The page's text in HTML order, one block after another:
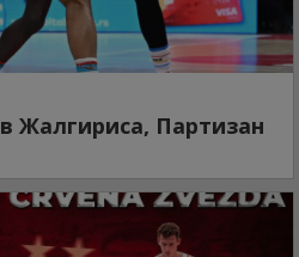
Жалгириса, Партизан